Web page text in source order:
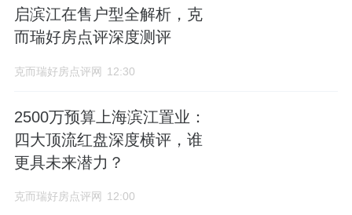
启滨江在售户型全解析，克
而瑞好房点评深度测评
克而瑞好房点评网 12:30
2500万预算上海滨江置业：
四大顶流红盘深度横评，谁
更具未来潜力？
克而瑞好房点评网 12:00